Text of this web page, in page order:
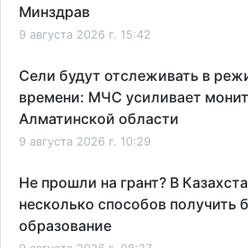
Минздрав
9 августа 2026 г. 15:42
Сели будут отслеживать в
времени: МЧС усиливает
Алматинской области
9 августа 2026 г. 10:29
Не прошли на грант? В
несколько способов получить
образование